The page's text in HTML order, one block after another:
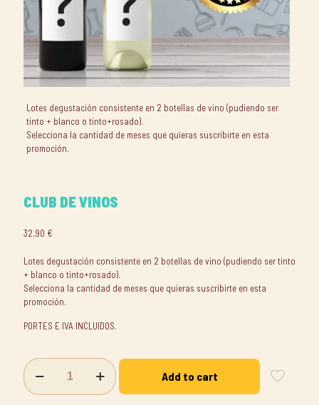
Lotes degustación consistente en 2 botellas de vino (pudiendo ser
tinto + blanco o tinto+rosado).
Selecciona la cantidad de meses que quieras suscribirte en esta
promoción.
CLUB DE VINOS
32,90 €
Lotes degustación consistente en 2 botellas de vino (pudiendo ser tinto
+ blanco o tinto+rosado).
Selecciona la cantidad de meses que quieras suscribirte en esta
promoción.
PORTES E IVA INCLUIDOS.
CLUB
VINOS
Add to cart